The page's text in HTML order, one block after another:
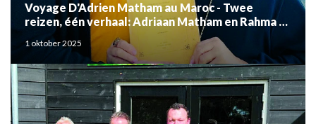
Voyage D'Adrien Matham au Maroc - Twee
reizen, één verhaal: Adriaan Matham en Rahma el
Mouden
1 oktober 2025